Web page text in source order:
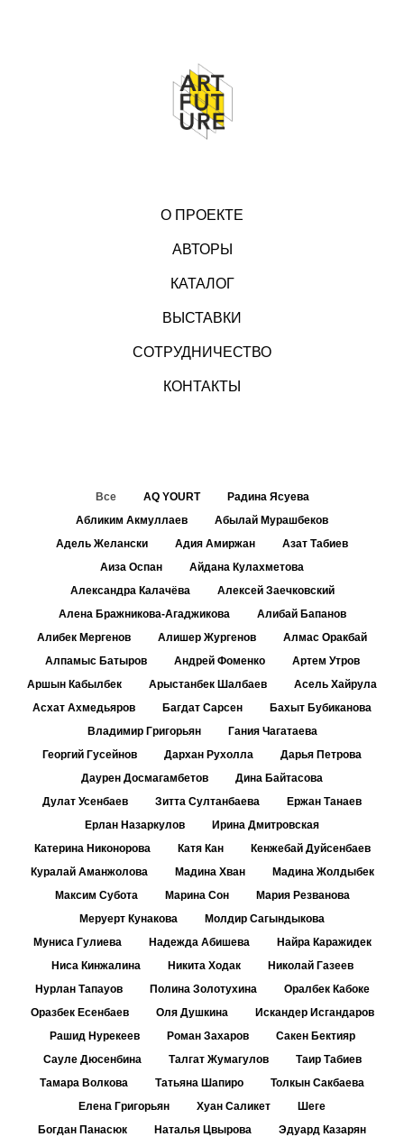
О ПРОЕКТЕ
АВТОРЫ
КАТАЛОГ
ВЫСТАВКИ
СОТРУДНИЧЕСТВО
КОНТАКТЫ
Все AQ YOURT
Радина Ясуева
Абликим Акмуллаев
Абылай Мурашбеков
Адель Желански
Адия Амиржан
Азат Табиев
Аиза Оспан
Айдана Кулахметова
Александра Калачёва
Алексей Заечковский
Алена Бражникова-Агаджикова
Алибай Бапанов
Алибек Мергенов
Алишер Жургенов
Алмас Оракбай
Алпамыс Батыров
Андрей Фоменко
Артем Утров
Аршын Кабылбек
Арыстанбек Шалбаев
Асель Хайрула
Асхат Ахмедьяров
Багдат Сарсен
Бахыт Бубиканова
Владимир Григорьян
Гания Чагатаева
Георгий Гусейнов
Дархан Рухолла
Дарья Петрова
Даурен Досмагамбетов
Дина Байтасова
Дулат Усенбаев
Зитта Султанбаева
Ержан Танаев
Ерлан Назаркулов
Ирина Дмитровская
Катерина Никонорова
Катя Кан
Кенжебай Дуйсенбаев
Куралай Аманжолова
Мадина Хван
Мадина Жолдыбек
Максим Субота
Марина Сон
Мария Резванова
Меруерт Кунакова
Молдир Сагындыкова
Муниса Гулиева
Надежда Абишева
Найра Каражидек
Ниса Кинжалина
Никита Ходак
Николай Газеев
Нурлан Тапауов
Полина Золотухина
Оралбек Кабоке
Оразбек Есенбаев
Оля Душкина
Искандер Исгандаров
Рашид Нурекеев
Роман Захаров
Сакен Бектияр
Сауле Дюсенбина
Талгат Жумагулов
Таир Табиев
Тамара Волкова
Татьяна Шапиро
Толкын Сакбаева
Елена Григорьян
Хуан Саликет
Шеге
Богдан Панасюк
Наталья Цвырова
Эдуард Казарян